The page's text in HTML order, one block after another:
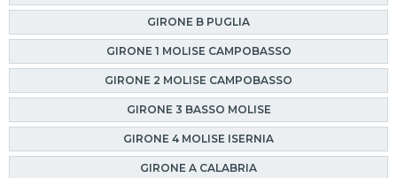
GIRONE B PUGLIA
GIRONE 1 MOLISE CAMPOBASSO
GIRONE 2 MOLISE CAMPOBASSO
GIRONE 3 BASSO MOLISE
GIRONE 4 MOLISE ISERNIA
GIRONE A CALABRIA